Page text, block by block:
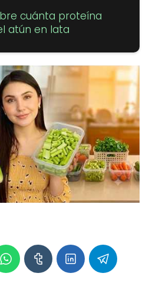
cuánta proteína
atún en lata